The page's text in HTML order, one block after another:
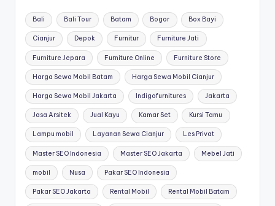
Bali Bali Tour Batam Bogor Box Bayi
Cianjur Depok Furnitur Furniture Jati
Furniture Jepara Furniture Online Furniture Store
Harga Sewa Mobil Batam Harga Sewa Mobil Cianjur
Harga Sewa Mobil Jakarta Indigofurnitures Jakarta
Jasa Arsitek Jual Kayu Kamar Set Kursi Tamu
Lampu mobil Layanan Sewa Cianjur Les Privat
Master SEO Indonesia Master SEO Jakarta Mebel Jati
mobil Nusa Pakar SEO Indonesia
Pakar SEO Jakarta Rental Mobil Rental Mobil Batam